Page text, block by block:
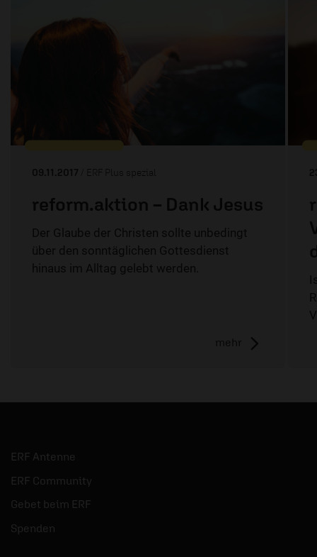
09.11.2017 / ERF Plus spezial
reform.aktion – Dank Jesus
Der Glaube der Christen sollte unbedingt
über den sonntäglichen Gottesdienst
hinaus im Alltag gelebt werden.
mehr
ERF Antenne
ERF Community
Gebet beim ERF
Spenden